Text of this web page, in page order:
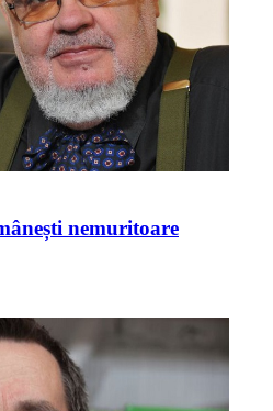
nemuritoare